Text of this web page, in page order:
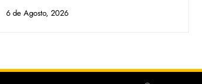
6 de Agosto, 2026